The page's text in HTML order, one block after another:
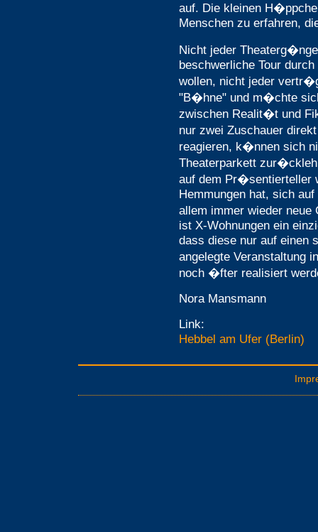
auf. Die kleinen
Menschen zu erfahren,
Nicht jeder
beschwerliche Tour
wollen, nicht jeder
"B�hne" und m�chte
zwischen Realit�t und
nur zwei Zuschauer
reagieren, k�nnen sich
Theaterparkett
auf dem Pr�sentierteller
Hemmungen hat, sich
allem immer wieder
ist X-Wohnungen ein
dass diese nur auf einen
angelegte Veranstaltung
noch �fter realisiert
Nora Mansmann
Link:
Hebbel am Ufer (Berlin)